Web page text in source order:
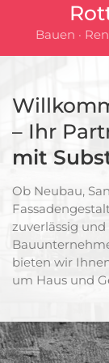
Bauen ·
– Ihr
mit
Ob Neubau,
zuverlässig
bieten wir
um Haus und